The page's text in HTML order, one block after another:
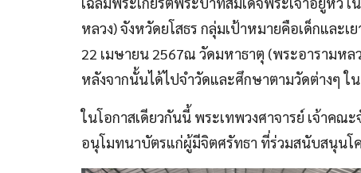
หลวง) จังหวัดยโสธร กลุ่มเป้าหมายคือเด็กแล
22 เมษายน 2567ณ วัดมหาธาตุ (พระอารามหล
หลังจากนั้นได้ไปจำวัดและศึกษาตามวัดต่างๆ
ในโอกาสเดียวกันนี้ พระเทพวงศาจารย์ เจ้าคณ
อนุโมทนาบัตรแก่ผู้มีจิตศรัทธา ที่ร่วมสนับสนุนโค